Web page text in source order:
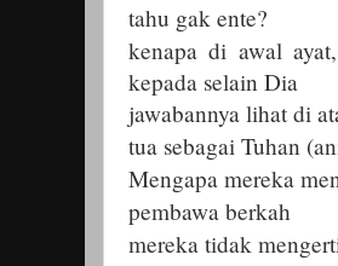
tahu gak ente?
kenapa di awal
kepada selain Dia
jawabannya lihat di
tua sebagai Tuhan
Mengapa mereka
pembawa berkah
mereka tidak